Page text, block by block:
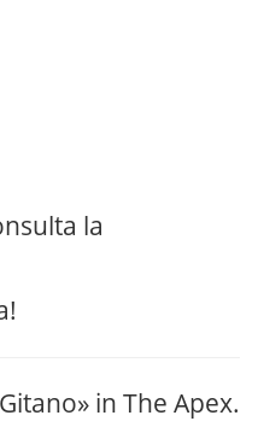
la
in The Apex.